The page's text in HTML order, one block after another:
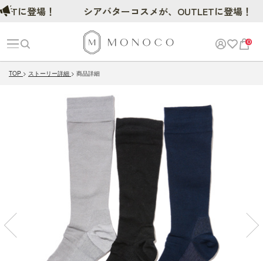
0
TOP ストーリー詳細 商品詳細
登場！ シアバターコスメが、OUTLETに登場！